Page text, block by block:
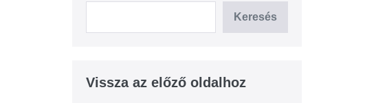
Keresés
Vissza az előző oldalhoz